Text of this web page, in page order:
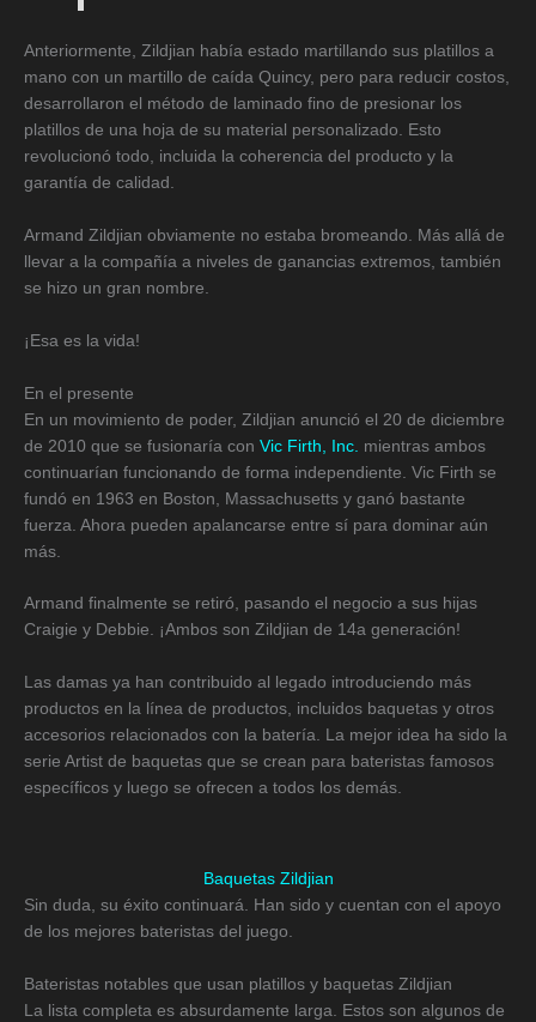
Anteriormente, Zildjian había estado martillando sus platillos a
mano con un martillo de caída Quincy, pero para reducir costos,
desarrollaron el método de laminado fino de presionar los
platillos de una hoja de su material personalizado. Esto
revolucionó todo, incluida la coherencia del producto y la
garantía de calidad.
Armand Zildjian obviamente no estaba bromeando. Más allá de
llevar a la compañía a niveles de ganancias extremos, también
se hizo un gran nombre.
¡Esa es la vida!
En el presente
En un movimiento de poder, Zildjian anunció el 20 de diciembre
de 2010 que se fusionaría con Vic Firth, Inc. mientras ambos
continuarían funcionando de forma independiente. Vic Firth se
fundó en 1963 en Boston, Massachusetts y ganó bastante
fuerza. Ahora pueden apalancarse entre sí para dominar aún
más.
Armand finalmente se retiró, pasando el negocio a sus hijas
Craigie y Debbie. ¡Ambos son Zildjian de 14a generación!
Las damas ya han contribuido al legado introduciendo más
productos en la línea de productos, incluidos baquetas y otros
accesorios relacionados con la batería. La mejor idea ha sido la
serie Artist de baquetas que se crean para bateristas famosos
específicos y luego se ofrecen a todos los demás.
Baquetas Zildjian
Sin duda, su éxito continuará. Han sido y cuentan con el apoyo
de los mejores bateristas del juego.
Bateristas notables que usan platillos y baquetas Zildjian
La lista completa es absurdamente larga. Estos son algunos de